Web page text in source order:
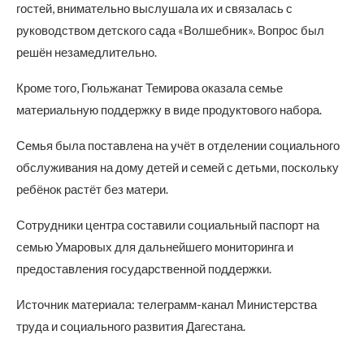
гостей, внимательно выслушала их и связалась с
руководством детского сада «Волшебник». Вопрос был
решён незамедлительно.
Кроме того, Гюльжанат Темирова оказала семье
материальную поддержку в виде продуктового набора.
Семья была поставлена на учёт в отделении социального
обслуживания на дому детей и семей с детьми, поскольку
ребёнок растёт без матери.
Сотрудники центра составили социальный паспорт на
семью Умаровых для дальнейшего мониторинга и
предоставления государственной поддержки.
Источник материала: телеграмм-канал Министерства
труда и социального развития Дагестана.